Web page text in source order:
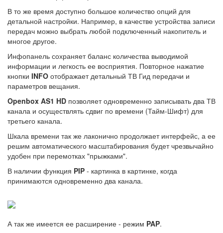
В то же время доступно большое количество опций для
детальной настройки. Например, в качестве устройства записи
передач можно выбрать любой подключенный накопитель и
многое другое.
Инфопанель сохраняет баланс количества выводимой
информации и легкость ее восприятия. Повторное нажатие
кнопки INFO отображает детальный ТВ Гид передачи и
параметров вещания.
Openbox AS1 HD позволяет одновременно записывать два ТВ
канала и осуществлять сдвиг по времени (Тайм-Шифт) для
третьего канала.
Шкала времени так же лаконично продолжает интерфейс, а ее
решим автоматического масштабирования будет чрезвычайно
удобен при перемотках "прыжками".
В наличии функция PIP - картинка в картинке, когда
принимаются одновременно два канала.
А так же имеется ее расширение - режим PAP.